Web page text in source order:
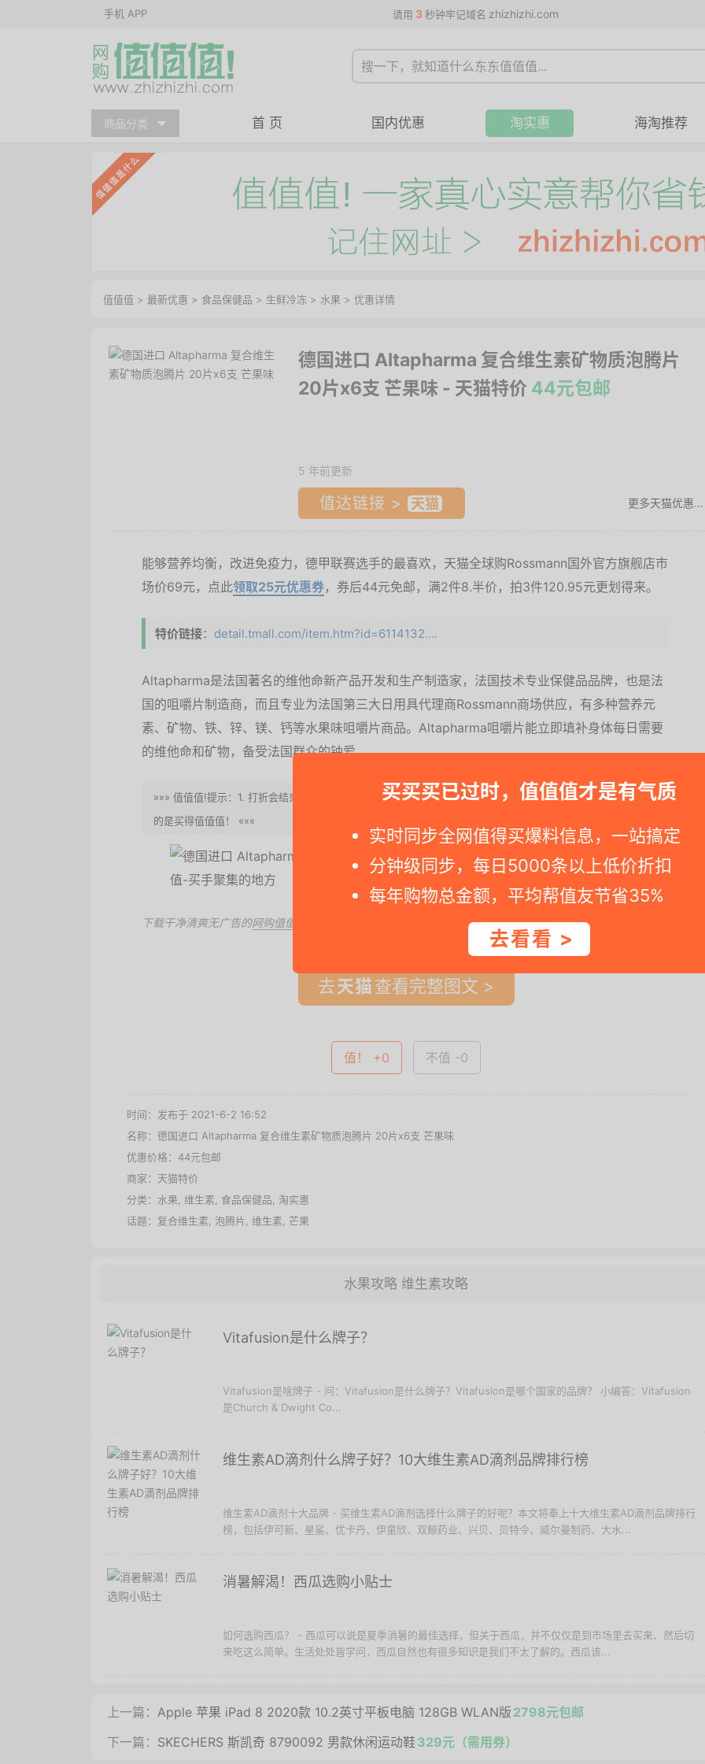
手机 APP 请用 3 秒钟牢记域名 zhizhizhi.com
商品分类 首 页 国内优惠 淘实惠 海淘推荐
买买买已过时，值值值才是有气质
实时同步全网值得买爆料信息，一站搞定
分钟级同步，每日5000条以上低价折扣
每年购物总金额，平均帮值友节省35%
去看看 >
值值值 > 最新优惠 > 食品保健品 > 生鲜冷冻 > 水果 > 优惠详情
德国进口 Altapharma 复合维生素矿物质泡腾片
20片x6支 芒果味 - 天猫特价 44元包邮
5 年前更新
值达链接 > 更多天猫优惠...
能够营养均衡，改进免疫力，德甲联赛选手的最喜欢，天猫全球购Rossmann国外官方旗舰店市
场价69元，点此领取25元优惠券，券后44元免邮，满2件8.半价，拍3件120.95元更划得来。
特价链接： detail.tmall.com/item.htm?id=6114132....
Altapharma是法国著名的维他命新产品开发和生产制造家，法国技术专业保健品品牌，也是法
国的咀嚼片制造商，而且专业为法国第三大日用具代理商Rossmann商场供应，有多种营养元
素、矿物、铁、锌、镁、钙等水果味咀嚼片商品。Altapharma咀嚼片能立即填补身体每日需要
的维他命和矿物，备受法国群众的钟爱。
»»» 值值值!提示：1. 打折会结束，请赶紧下手。2. 我们主张理性消费，不要总是买买买，要买己所需，更重要
的是买得值值值！ «««
下载干净清爽无广告的网购值值值App ，第一时间得到内部特价；点此领取隐藏优惠券，先领券再下单。
去 查看完整图文 >
值！ +0 不值 -0
时间：发布于 2021-6-2 16:52
名称： 德国进口 Altapharma 复合维生素矿物质泡腾片 20片x6支 芒果味
优惠价格： 44元包邮
商家： 天猫特价
分类： 水果 维生素 食品保健品
淘实惠
话题： 复合维生素 泡腾片 维生素 芒果
水果攻略 维生素攻略
Vitafusion是什么牌子？
Vitafusion是啥牌子 - 问：Vitafusion是什么牌子？Vitafusion是哪个国家的品牌？ 小编答：Vitafusion
是Church & Dwight Co...
维生素AD滴剂什么牌子好？10大维生素AD滴剂品牌排行榜
维生素AD滴剂十大品牌 - 买维生素AD滴剂选择什么牌子的好呢？本文将奉上十大维生素AD滴剂品牌排行
榜，包括伊可新、星鲨、优卡丹、伊童欣、双鲸药业、兴贝、贝特令、威尔曼制药、大水...
消暑解渴！西瓜选购小贴士
如何选购西瓜？ - 西瓜可以说是夏季消暑的最佳选择，但关于西瓜，并不仅仅是到市场里去买来、然后切
来吃这么简单。生活处处皆学问，西瓜自然也有很多知识是我们不太了解的。西瓜该...
上一篇： Apple 苹果 iPad 8 2020款 10.2英寸平板电脑 128GB WLAN版 2798元包邮
下一篇： SKECHERS 斯凯奇 8790092 男款休闲运动鞋 329元（需用券）